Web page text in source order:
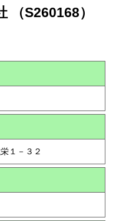
（S260168）
１－３２